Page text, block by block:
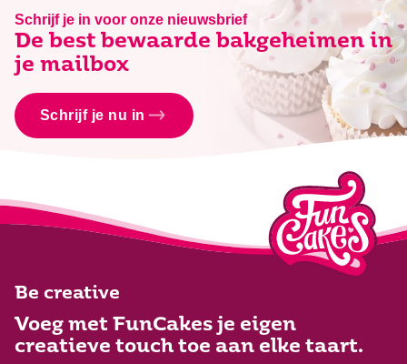
Schrijf je in voor onze nieuwsbrief
De best bewaarde bakgeheimen in
je mailbox
Schrijf je nu in
Be creative
Voeg met FunCakes je eigen
creatieve touch toe aan elke taart.